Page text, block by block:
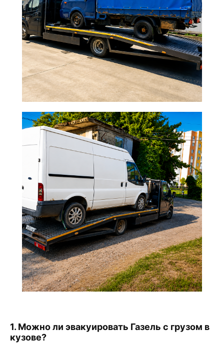
1. Можно ли эвакуировать Газель с грузом в
кузове?